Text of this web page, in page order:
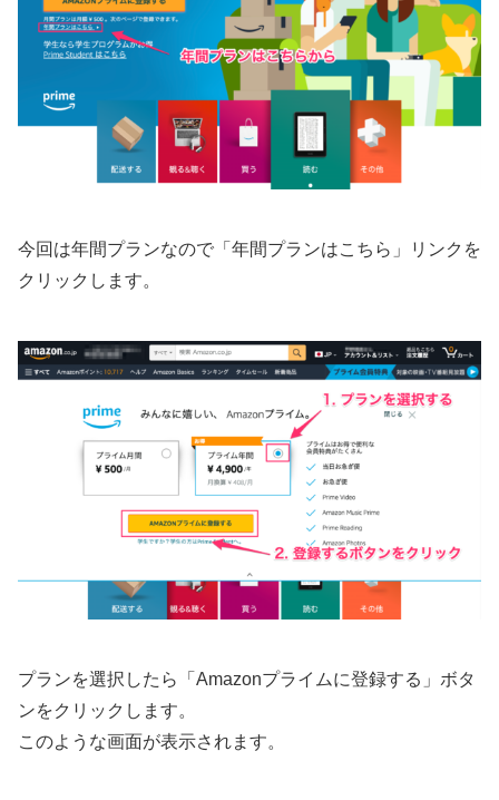
今回は年間プランなので「年間プランはこちら」リンクを
クリックします。
プランを選択したら「Amazonプライムに登録する」ボタ
ンをクリックします。
このような画面が表示されます。